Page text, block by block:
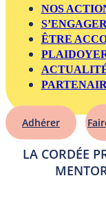
NOS
S’ENGAGER
ÊTRE
Adhérer
LA CORDÉE